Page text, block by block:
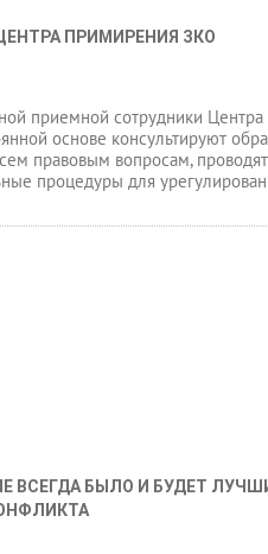
ПРИМИРЕНИЯ ЗКО
приемной сотрудники
основе консультируют
правовым вопросам, проводят
процедуры для
ВСЕГДА БЫЛО И БУДЕТ